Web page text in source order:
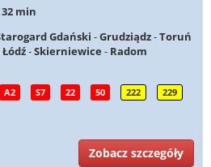
32 min
Gdański -Grudziądz-Toruń
Łódź-Skierniewice - Radom
A2 S7 22 50 222 229
Zobacz szczegóły